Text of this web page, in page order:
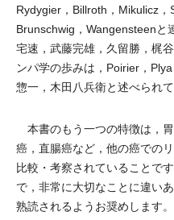
Rydygier，Billroth，Mikulicz
Brunschwig，Wangensteenと
宅速，武藤完雄，久留勝，梶
ンパ学の歩みは，Poirier，P
惣一，木田八兵衛と述べられて
本書のもう一つの特徴は，
癌，直腸癌など，他の癌での
比較・考察されていることで
で，非常に大切なことに違い
熟読されるようお奨めします。